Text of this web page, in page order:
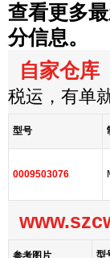
查看更多
分信息。
自家仓库
税运，有单
型号
0009503076
参考图片 型